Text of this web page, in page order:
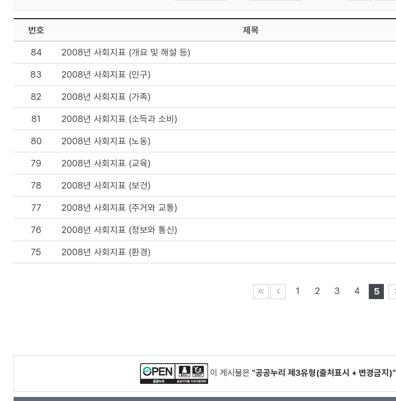
번호 제목
84 2008년 사회지표 (개요 및 해설 등)
83 2008년 사회지표 (인구)
82 2008년 사회지표 (가족)
81 2008년 사회지표 (소득과 소비)
80 2008년 사회지표 (노동)
79 2008년 사회지표 (교육)
78 2008년 사회지표 (보건)
77 2008년 사회지표 (주거와 교통)
76 2008년 사회지표 (정보와 통신)
75 2008년 사회지표 (환경)
1 2 3 4 5
이 게시물은 "공공누리 제3유형(출처표시 + 변경금지)"